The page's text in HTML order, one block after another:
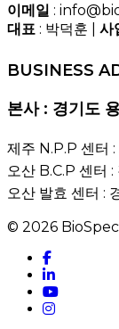
이메일 :
대표 : 박덕훈 | 사
BUSINESS
본사 : 경기도
제주 N.P.P 센터
오산 B.C.P 센터
오산 발효 센터 :
© 2026
facebook
linkedin
youtube
instagram